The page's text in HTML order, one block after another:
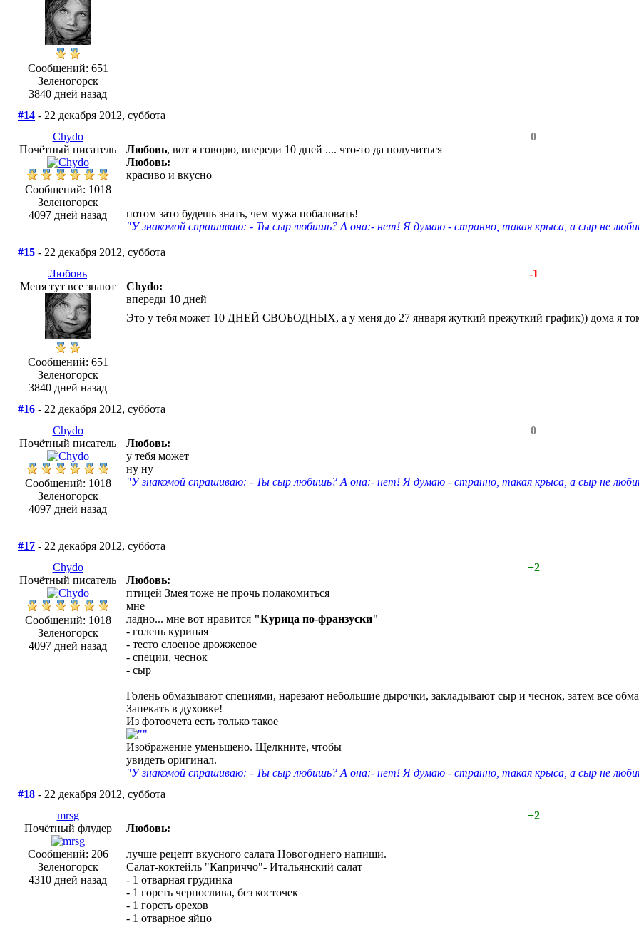
Сообщений: 651
Зеленогорск
3840 дней назад
#14 - 22 декабря 2012, суббота
Chydo
Почётный писатель
Сообщений: 1018
Зеленогорск
4097 дней назад
0
Любовь, вот я говорю, впереди 10 дней .... что-то да получиться
Любовь:
красиво и вкусно
потом зато будешь знать, чем мужа побаловать!
"У знакомой спрашиваю: - Ты сыр любишь? А она:- нет! Я думаю - странно, такая крыса, а сыр не
#15 - 22 декабря 2012, суббота
Любовь
Меня тут все знают
Сообщений: 651
Зеленогорск
3840 дней назад
-1
Chydo:
впереди 10 дней
Это у тебя может 10 ДНЕЙ СВОБОДНЫХ, а у меня до 27 января жуткий прежуткий график)) дома я
#16 - 22 декабря 2012, суббота
Chydo
Почётный писатель
Сообщений: 1018
Зеленогорск
4097 дней назад
0
Любовь:
у тебя может
ну ну
"У знакомой спрашиваю: - Ты сыр любишь? А она:- нет! Я думаю - странно, такая крыса, а сыр не
#17 - 22 декабря 2012, суббота
Chydo
Почётный писатель
Сообщений: 1018
Зеленогорск
4097 дней назад
+2
Любовь:
птицей Змея тоже не прочь полакомиться
мне
ладно... мне вот нравится "Курица по-франзуски"
- голень куриная
- тесто слоеное дрожжевое
- специи, чеснок
- сыр
Голень обмазывают специями, нарезают небольшие дырочки, закладывают сыр и чеснок, затем все
Запекать в духовке!
Из фотоочета есть только такое
Изображение уменьшено. Щелкните, чтобы
увидеть оригинал.
"У знакомой спрашиваю: - Ты сыр любишь? А она:- нет! Я думаю - странно, такая крыса, а сыр не
#18 - 22 декабря 2012, суббота
mrsg
Почётный флудер
Сообщений: 206
Зеленогорск
4310 дней назад
+2
Любовь:
лучше рецепт вкусного салата Новогоднего напиши.
Салат-коктейль "Каприччо"- Итальянский салат
- 1 отварная грудинка
- 1 горсть чернослива, без косточек
- 1 горсть орехов
- 1 отварное яйцо